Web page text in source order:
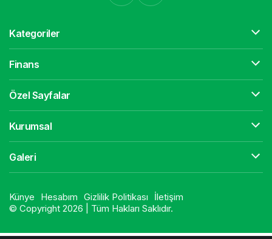
Kategoriler
Finans
Özel Sayfalar
Kurumsal
Galeri
Künye Hesabım Gizlilik Politikası
İletişim
© Copyright 2026 | Tüm Hakları Saklıdır.